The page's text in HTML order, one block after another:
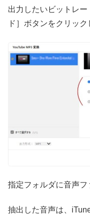
出力したいビットレ
ド］ボタンをクリック
指定フォルダに音声フ
抽出した音声は、